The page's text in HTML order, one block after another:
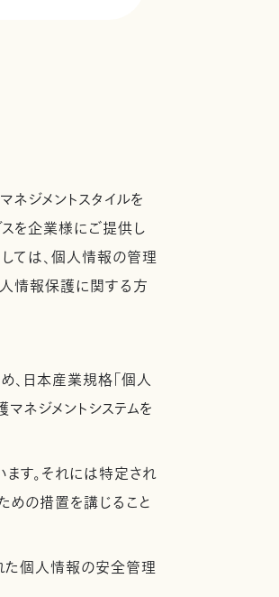
ネジメントスタイルを
スを企業様にご提供し
ては、個人情報の管理
人情報保護に関する方
、日本産業規格「個人
ネジメントシステムを
す。それには特定され
の措置を講じること
た個人情報の安全管理